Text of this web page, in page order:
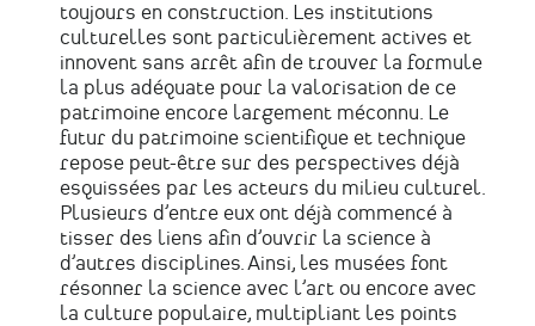
toujours en construction. Les institutions
culturelles sont particulièrement actives et
innovent sans arrêt afin de trouver la formule
la plus adéquate pour la valorisation de ce
patrimoine encore largement méconnu. Le
futur du patrimoine scientifique et technique
repose peut-être sur des perspectives déjà
esquissées par les acteurs du milieu culturel.
Plusieurs d’entre eux ont déjà commencé à
tisser des liens afin d’ouvrir la science à
d’autres disciplines. Ainsi, les musées font
résonner la science avec l’art ou encore avec
la culture populaire, multipliant les points